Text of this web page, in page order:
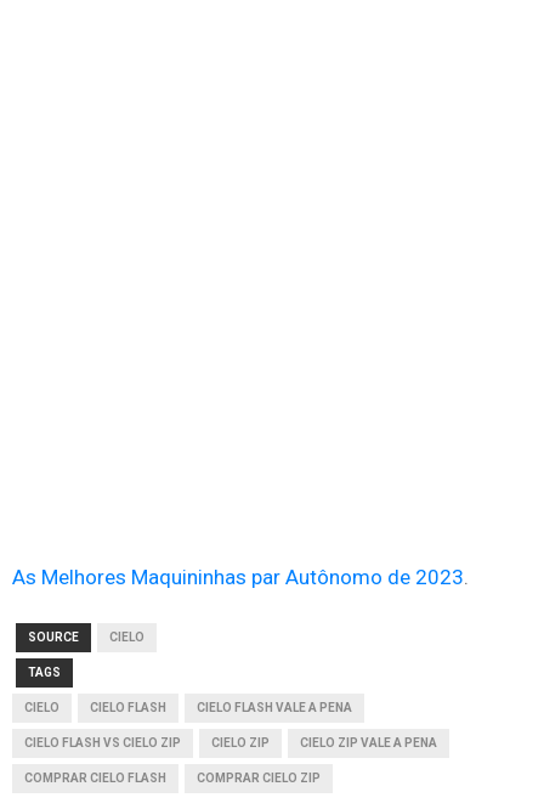
As Melhores Maquininhas par Autônomo de 2023.
SOURCE CIELO
TAGS
CIELO CIELO FLASH CIELO FLASH VALE A PENA
CIELO FLASH VS CIELO ZIP CIELO ZIP CIELO ZIP VALE A PENA
COMPRAR CIELO FLASH COMPRAR CIELO ZIP